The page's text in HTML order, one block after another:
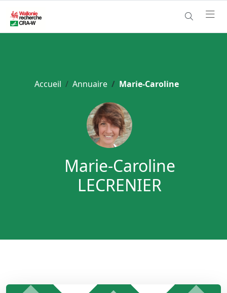
Accueil Annuaire Marie-Caroline
Marie-Caroline
LECRENIER